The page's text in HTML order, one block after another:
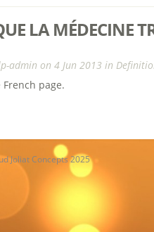
LA MÉDECINE
admin on 4 Jun 2013 in
French page.
Joliat Concepts 2025